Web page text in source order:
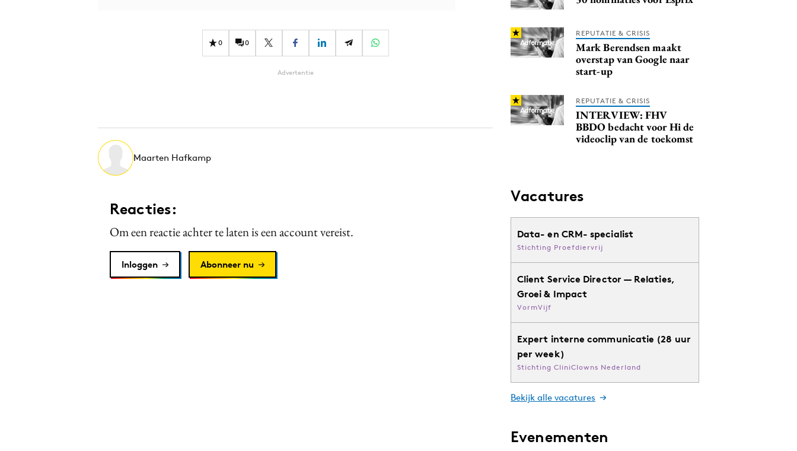
0 0
Advertentie
Maarten Hafkamp
Reacties:
Om een reactie achter te laten is een account vereist.
Inloggen Abonneer nu
REPUTATIE & CRISIS
Mark Berendsen maakt
overstap van Google naar
start-up
REPUTATIE & CRISIS
INTERVIEW: FHV
BBDO bedacht voor Hi de
videoclip van de toekomst
Vacatures
Data- en CRM- specialist
Stichting Proefdiervrij
Client Service Director — Relaties,
Groei & Impact
VormVijf
Expert interne communicatie (28 uur
per week)
Stichting CliniClowns Nederland
Bekijk alle vacatures
Evenementen